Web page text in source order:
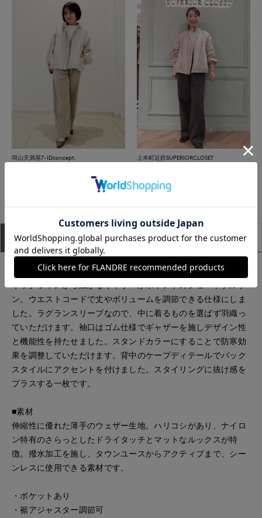
岡山天満屋7-IDconcept. 上本町近鉄SUPERIORCLOSET
もっと見る
アイテム説明 サイズ詳細 購入レビュー
■デザイン
ン。ウエストコードで丈やボリュームを調節できる仕様にしま
した。ラグランスリーブなので、中に着るものを選ばず羽織っ
ていただけます。袖口はゴム仕様でギャザーを施しデザイン性
と機能性を持たせました。スタンドカラーにすることで防寒効
果を調整していただけます。背中のケープディテールでバック
スタイルにアクセントを付けました。スタイリングに抜け感を
プラスする一枚です。
■素材
伸縮性に優れた薄手のウェザー生地。ハリコシがあり、ナイロ
ン特有のさらっとしたドライタッチとマットなルックスが特
徴。撥水加工を施し、タウンユースからアクティブまで、シー
ンレスに使用できる素材です。
・ポケットあり
・裾アジャスター調節可